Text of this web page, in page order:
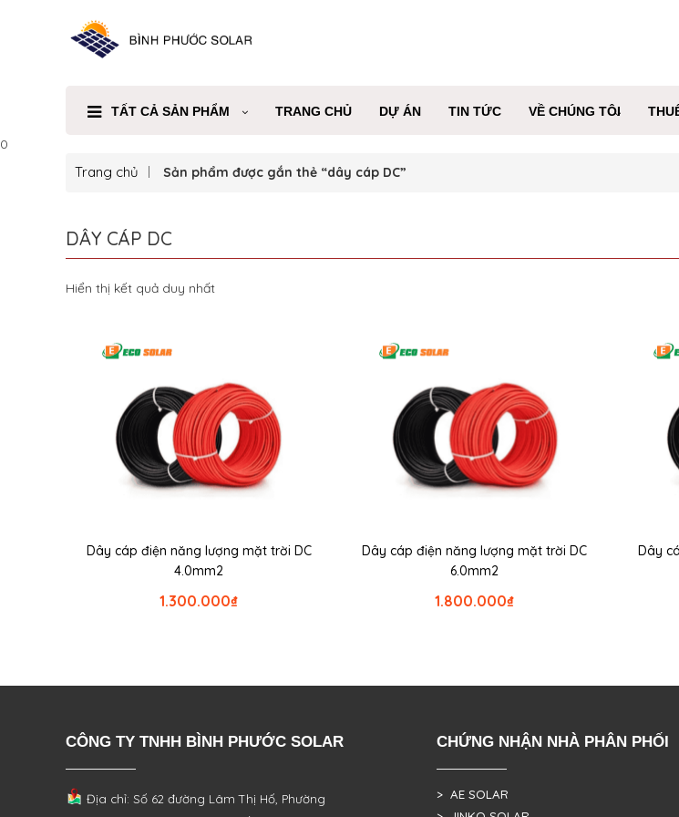
TẤT CẢ SẢN PHẨM TRANG CHỦ DỰ ÁN TIN TỨC VỀ CHÚNG TÔI
0
Trang chủ Sản phẩm được gắn thẻ “dây cáp DC”
DÂY CÁP DC
Hiển thị kết quả duy nhất
Dây cáp điện năng lượng mặt trời DC
4.0mm2
₫
1.300.000
Dây cáp điện năng lượng mặt trời DC
6.0mm2
₫
1.800.000
Dây
CÔNG TY TNHH BÌNH PHƯỚC SOLAR
Địa chỉ: Số 62 đường Lâm Thị Hố, Phường
CHỨNG NHẬN NHÀ PHÂN PHỐI
> AE SOLAR